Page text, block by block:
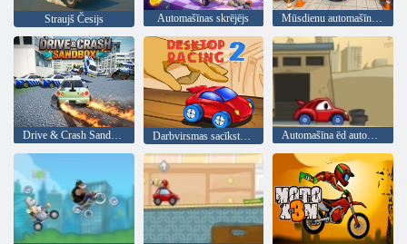
Straujš Česijs Automašīnas skrējējs
Darbvirsmas sacīkstes 2